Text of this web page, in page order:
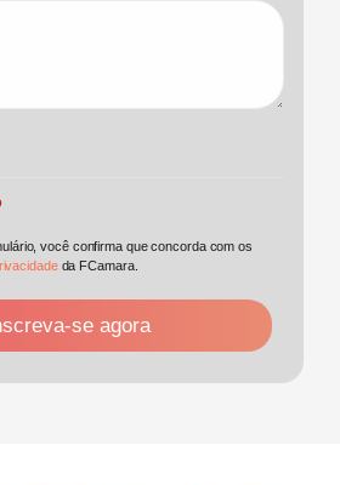
você confirma que concorda com os
da FCamara.